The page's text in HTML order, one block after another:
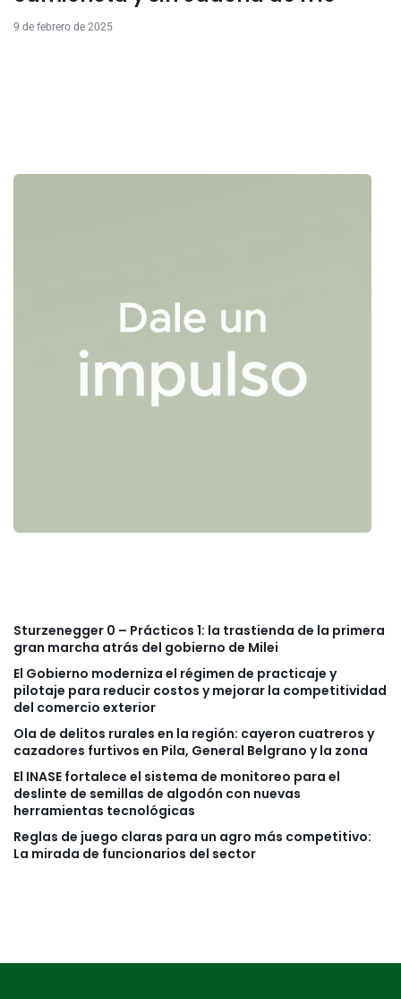
9 de febrero de 2025
Sturzenegger 0 – Prácticos 1: la trastienda de la primera
gran marcha atrás del gobierno de Milei
El Gobierno moderniza el régimen de practicaje y
pilotaje para reducir costos y mejorar la competitividad
del comercio exterior
Ola de delitos rurales en la región: cayeron cuatreros y
cazadores furtivos en Pila, General Belgrano y la zona
El INASE fortalece el sistema de monitoreo para el
deslinte de semillas de algodón con nuevas
herramientas tecnológicas
Reglas de juego claras para un agro más competitivo:
La mirada de funcionarios del sector